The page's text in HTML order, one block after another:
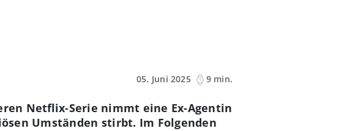
05. Juni 2025
9 min.
Netflix-Serie nimmt eine Ex-Agentin
Umständen stirbt. Im Folgenden